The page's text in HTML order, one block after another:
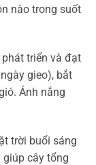
nào trong suốt
triển và đạt
gieo), bắt
Ánh nắng
trời buổi sáng
cây tổng